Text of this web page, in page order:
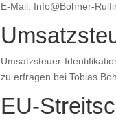
E-Mail: Info@Bohner-
Umsatzsteuer-
zu erfragen bei Tobias
EU-